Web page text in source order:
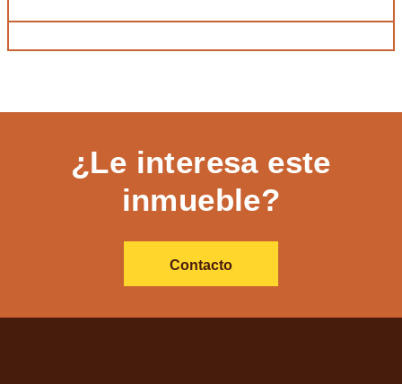
¿Le interesa este
inmueble?
Contacto